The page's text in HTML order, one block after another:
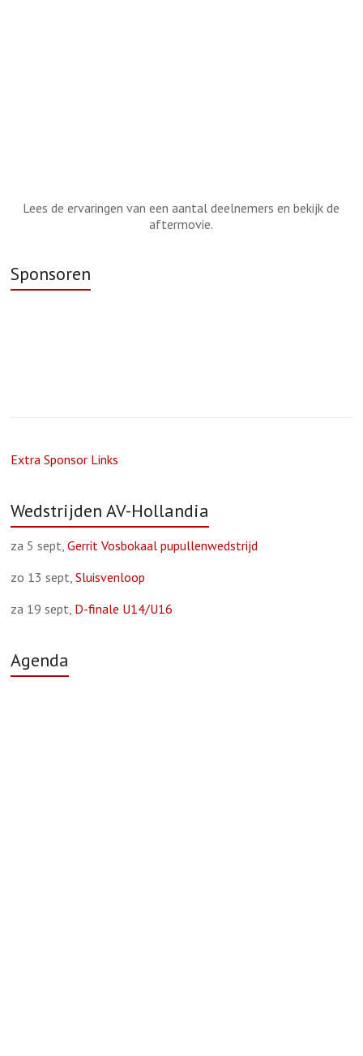
Lees de ervaringen van een aantal deelnemers en bekijk de
aftermovie.
Sponsoren
Extra Sponsor Links
Wedstrijden AV-Hollandia
za 5 sept,Gerrit Vosbokaal pupullenwedstrijd
zo 13 sept,Sluisvenloop
za 19 sept, D-finale U14/U16
Agenda